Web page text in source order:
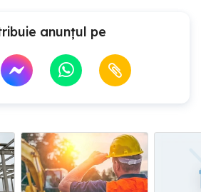
anunțul pe